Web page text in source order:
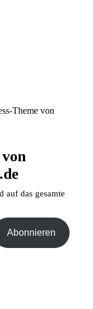
Theme von
auf das gesamte
Abonnieren